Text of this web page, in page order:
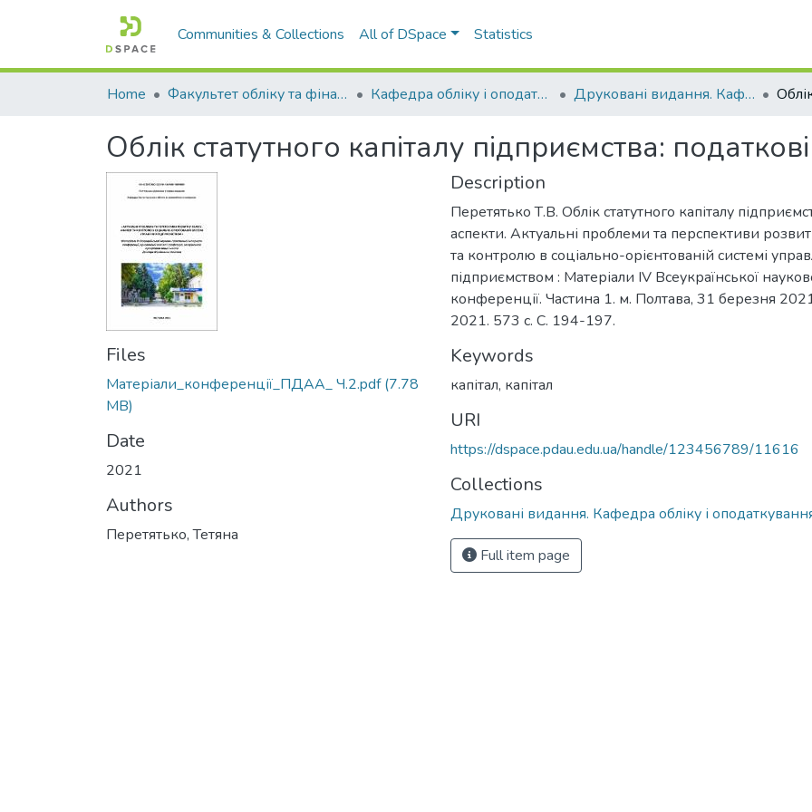
Communities & Collections All of DSpace Statistics
Home Факультет обліку та фінансів Кафедра обліку і оподаткування Друковані видання. Кафедра обліку і оподаткування
Облік статутного капіталу підприємства:
Files
Матеріали_конференції_ПДАА_ Ч.2.pdf(7.78
MB)
Date
2021
Authors
Перетятько, Тетяна
Description
Перетятько Т.В. Облік статутного капіталу
аспекти. Актуальні проблеми та перспективи
та контролю в соціально-орієнтованій системі
підприємством : Матеріали ІV Всеукраїнської
конференції. Частина 1. м. Полтава, 31 березня
2021. 573 с. С. 194-197.
Keywords
капітал, капітал
URI
https://dspace.pdau.edu.ua/handle/123456789/11616
Collections
Друковані видання. Кафедра обліку і
Full item page